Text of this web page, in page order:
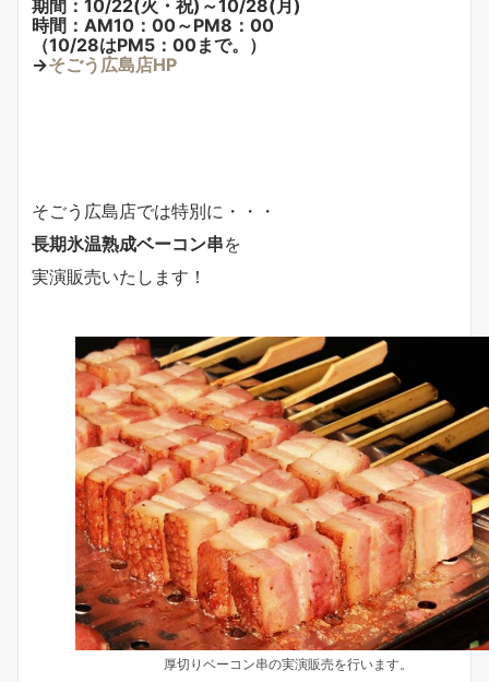
期間：10/22(火・祝)～10/28(月)
時間：AM10：00～PM8：00
（10/28はPM5：00まで。）
→そごう広島店HP
そごう広島店では特別に・・・
長期氷温熟成ベーコン串を
実演販売いたします！
厚切りベーコン串の実演販売を行います。